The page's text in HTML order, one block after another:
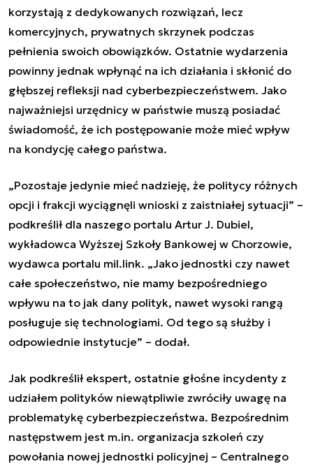
korzystają z dedykowanych rozwiązań, lecz
komercyjnych, prywatnych skrzynek podczas
pełnienia swoich obowiązków. Ostatnie wydarzenia
powinny jednak wpłynąć na ich działania i skłonić do
głębszej refleksji nad cyberbezpieczeństwem. Jako
najważniejsi urzędnicy w państwie muszą posiadać
świadomość, że ich postępowanie może mieć wpływ
na kondycję całego państwa.
„Pozostaje jedynie mieć nadzieję, że politycy różnych
opcji i frakcji wyciągnęli wnioski z zaistniałej sytuacji” –
podkreślił dla naszego portalu Artur J. Dubiel,
wykładowca Wyższej Szkoły Bankowej w Chorzowie,
wydawca portalu mil.link. „Jako jednostki czy nawet
całe społeczeństwo, nie mamy bezpośredniego
wpływu na to jak dany polityk, nawet wysoki rangą
posługuje się technologiami. Od tego są służby i
odpowiednie instytucje” – dodał.
Jak podkreślił ekspert, ostatnie głośne incydenty z
udziałem polityków niewątpliwie zwróciły uwagę na
problematykę cyberbezpieczeństwa. Bezpośrednim
następstwem jest m.in. organizacja szkoleń czy
powołania nowej jednostki policyjnej – Centralnego